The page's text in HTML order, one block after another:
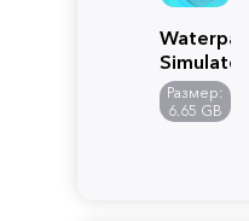
Waterpark
Simulator
Размер:
6.65 GB